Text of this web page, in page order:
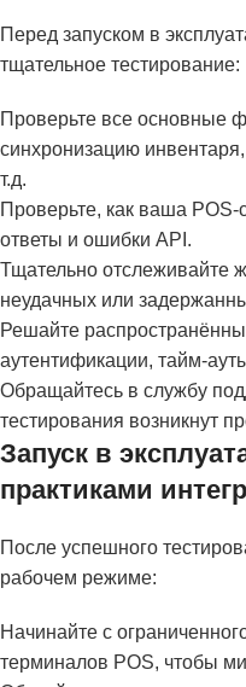
Перед запуском в
тщательное тестирование:
Проверьте все основные
синхронизацию
т.д.
Проверьте, как ваша POS-
ответы и ошибки API.
Тщательно отслеживайте
неудачных или
Решайте
аутентификации, тайм-
Обращайтесь в службу
тестирования возникнут
Запуск в
практиками
После успешного
рабочем режиме:
Начинайте с
терминалов POS, чтобы